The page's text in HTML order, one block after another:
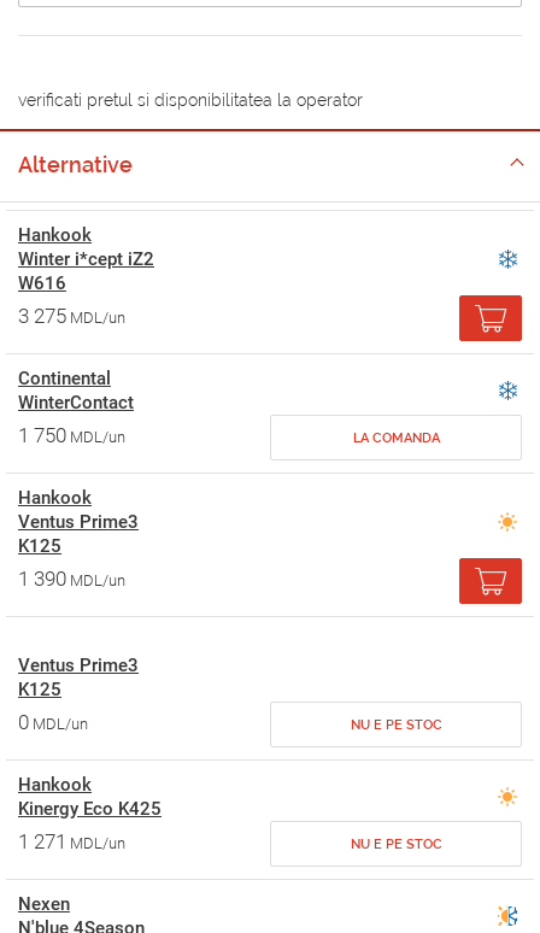
verificati pretul si disponibilitatea la operator
Alternative
Hankook
Winter i*cept iZ2
W616
3 275 MDL/un
Continental
WinterContact
1 750 MDL/un LA COMANDA
Hankook
Ventus Prime3
K125
1 390 MDL/un
Ventus Prime3
K125
0 MDL/un NU E PE STOC
Hankook
Kinergy Eco K425
1 271 MDL/un NU E PE STOC
Nexen
N'blue 4Season